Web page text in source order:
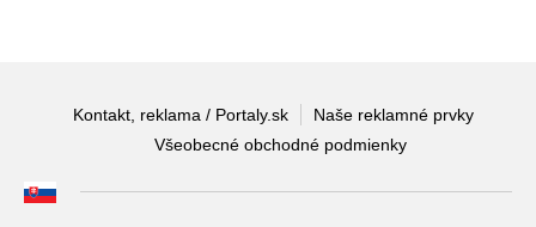
Kontakt, reklama / Portaly.sk
Naše reklamné prvky
Všeobecné obchodné podmienky